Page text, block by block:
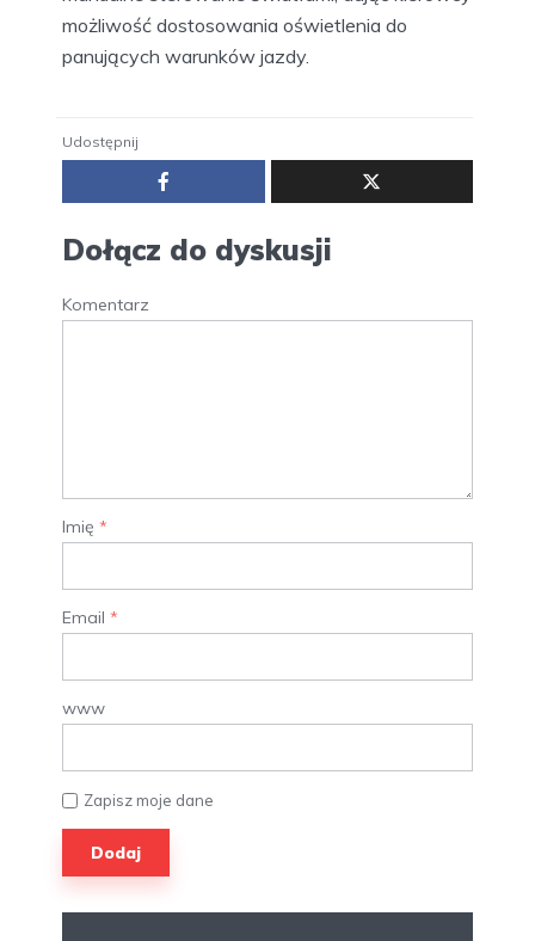
możliwość dostosowania oświetlenia do
panujących warunków jazdy.
Udostępnij
Dołącz do dyskusji
Komentarz
Imię *
Email *
www
Zapisz moje dane